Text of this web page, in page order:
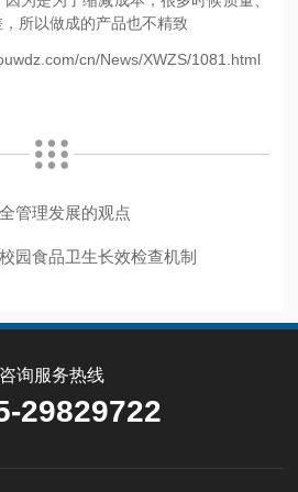
所以做成的产品也不精致
cn/News/XWZS/1081.html
管理发展的观点
园食品卫生长效检查机制
咨询服务热线
29829722